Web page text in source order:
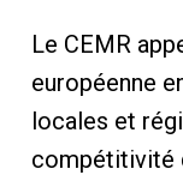
Le CEMR
européenne
locales et
compétitivité